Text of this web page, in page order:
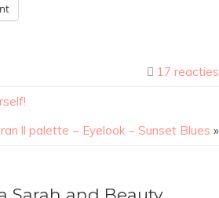
17 reacties
ll palette ~ Eyelook ~ Sunset Blues »